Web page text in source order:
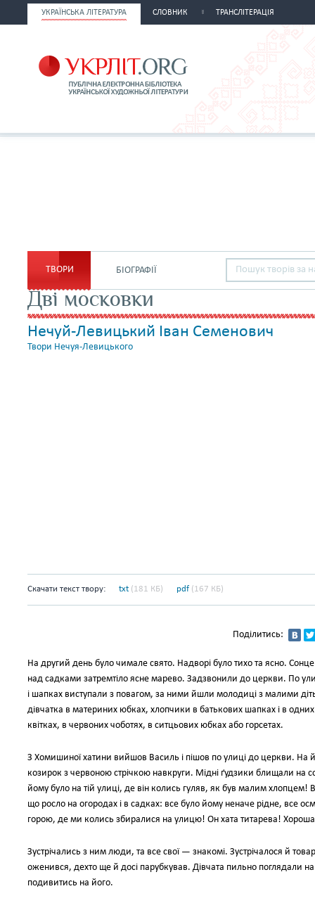
УКРАЇНСЬКА ЛІТЕРАТУРА СЛОВНИК ТРАНСЛІТЕРАЦІЯ
ТВОРИ БІОГРАФІЇ
Дві московки
Нечуй-Левицький Іван Семенович
Твори Нечуя-Левицького
Скачати текст твору: txt (181 КБ) pdf (167 КБ)
Поділитись:
На другий день було чимале свято. Надворі було тихо та ясно.
над садками затремтіло ясне марево. Задзвонили до церкви. По
і шапках виступали з повагом, за ними йшли молодиці з малими
дівчатка в материних юбках, хлопчики в батькових шапках і в
квітках, в червоних чоботях, в ситцьових юбках або горсетах.
З Хомишиної хатини вийшов Василь і пішов по улиці до церкви.
козирок з червоною стрічкою навкруги. Мідні ґудзики блищали на
йому було на тій улиці, де він колись гуляв, як був малим
що росло на огородах і в садках: все було йому неначе рідне, все
горою, де ми колись збиралися на улицю! Он хата титарева! Хороша
Зустрічались з ним люди, та все свої — знакомі. Зустрічалося й
оженився, дехто ще й досі парубкував. Дівчата пильно поглядали
подивитись на його.